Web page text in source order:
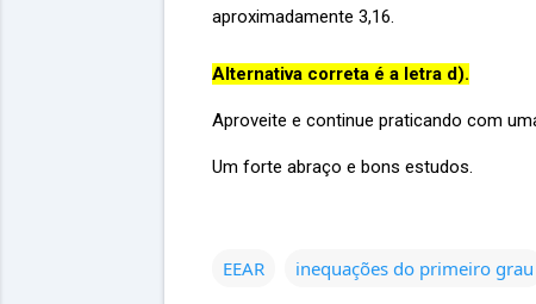
aproximadamente 3,16.
Alternativa correta é a letra d).
Aproveite e continue praticando com
Um forte abraço e bons estudos.
EEAR inequações do primeiro grau